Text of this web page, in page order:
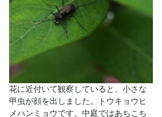
花に近付いて観察していると、小さな
甲虫が顔を出しました。トウキョウヒ
メハンミョウです。中庭ではあちこち